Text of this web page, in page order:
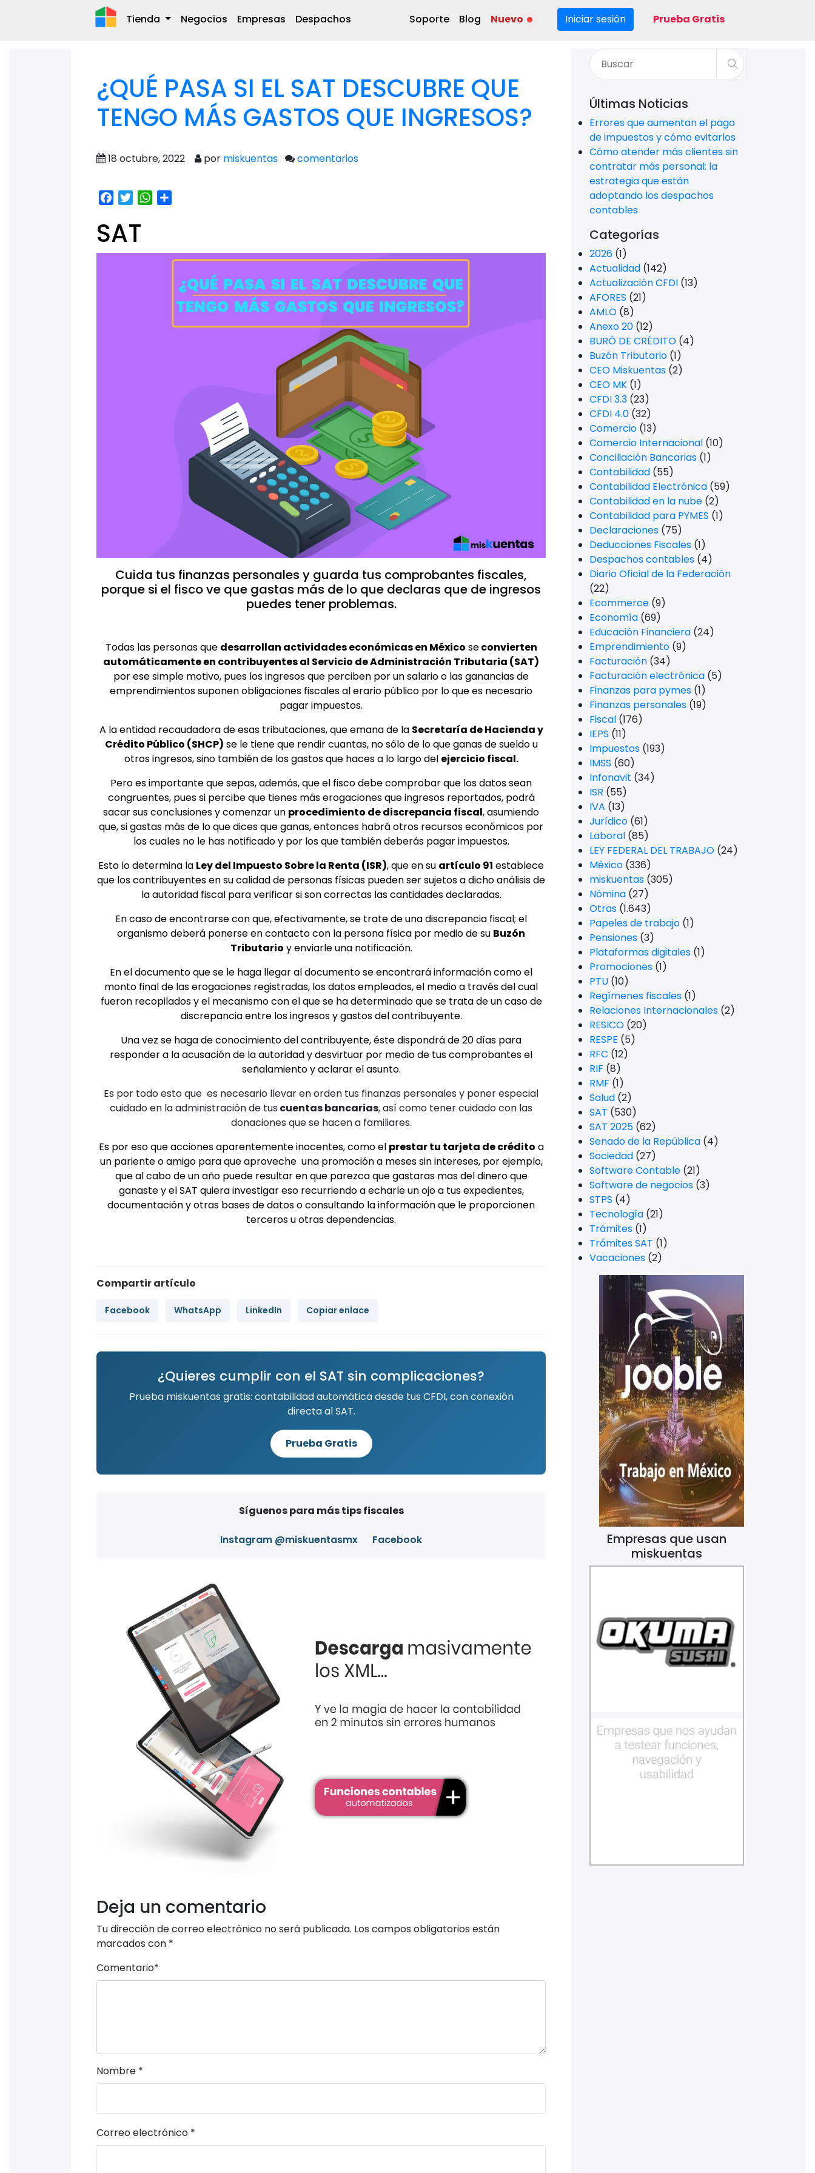
Tienda Negocios Empresas Despachos Soporte Blog Nuevo Iniciar sesión Prueba Gratis
¿QUÉ PASA SI EL SAT DESCUBRE QUE
TENGO MÁS GASTOS QUE INGRESOS?
18 octubre, 2022 por miskuentas comentarios
Facebook
TwitterWhatsApp
SAT
Cuida tus finanzas personales y guarda tus comprobantes fiscales,
porque si el fisco ve que gastas más de lo que declaras que de ingresos
puedes tener problemas.
Todas las personas que desarrollan actividades económicas en México seconvierten
automáticamente en contribuyentes al Servicio de Administración Tributaria (SAT)
por ese simple motivo, pues los ingresos que perciben por un salario o las ganancias de
emprendimientos suponen obligaciones fiscales al erario público por lo que es necesario
pagar impuestos.
A la entidad recaudadora de esas tributaciones, que emana de la Secretaría de Hacienda y
Crédito Público (SHCP) se le tiene que rendir cuantas, no sólo de lo que ganas de sueldo u
otros ingresos, sino también de los gastos que haces a lo largo del ejercicio fiscal.
Pero es importante que sepas, además, que el fisco debe comprobar que los datos sean
congruentes, pues si percibe que tienes más erogaciones que ingresos reportados, podrá
sacar sus conclusiones y comenzar un procedimiento de discrepancia fiscal, asumiendo
que, si gastas más de lo que dices que ganas, entonces habrá otros recursos económicos por
los cuales no le has notificado y por los que también deberás pagar impuestos.
Esto lo determina la Ley del Impuesto Sobre la Renta (ISR), que en su artículo 91 establece
que los contribuyentes en su calidad de personas físicas pueden ser sujetos a dicho análisis de
la autoridad fiscal para verificar si son correctas las cantidades declaradas.
En caso de encontrarse con que, efectivamente, se trate de una discrepancia fiscal; el
organismo deberá ponerse en contacto con la persona física por medio de su Buzón
Tributario y enviarle una notificación.
En el documento que se le haga llegar al documento se encontrará información como el
monto final de las erogaciones registradas, los datos empleados, el medio a través del cual
fueron recopilados y el mecanismo con el que se ha determinado que se trata de un caso de
discrepancia entre los ingresos y gastos del contribuyente.
Una vez se haga de conocimiento del contribuyente, éste dispondrá de 20 días para
responder a la acusación de la autoridad y desvirtuar por medio de tus comprobantes el
señalamiento y aclarar el asunto.
Es por todo esto que es necesario llevar en orden tus finanzas personales y poner especial
cuidado en la administración de tus cuentas bancarias, así como tener cuidado con las
donaciones que se hacen a familiares.
Es por eso que acciones aparentemente inocentes, como el prestar tu tarjeta de crédito a
un pariente o amigo para que aproveche una promoción a meses sin intereses, por ejemplo,
que al cabo de un año puede resultar en que parezca que gastaras mas del dinero que
ganaste y el SAT quiera investigar eso recurriendo a echarle un ojo a tus expedientes,
documentación y otras bases de datos o consultando la información que le proporcionen
terceros u otras dependencias.
Compartir artículo
Facebook WhatsApp LinkedIn Copiar enlace
¿Quieres cumplir con el SAT sin complicaciones?
Prueba miskuentas gratis: contabilidad automática desde tus CFDI, con conexión
directa al SAT.
Prueba Gratis
Síguenos para más tips fiscales
Instagram @miskuentasmx Facebook
Deja un comentario
Tu dirección de correo electrónico no será publicada. Los campos obligatorios están
marcados con *
Comentario*
Nombre *
Correo electrónico *
Últimas Noticias
Errores que aumentan el pago
de impuestos y cómo evitarlos
Cómo atender más clientes sin
contratar más personal: la
estrategia que están
adoptando los despachos
contables
Categorías
2026 (1)
Actualidad (142)
Actualización CFDI (13)
AFORES (21)
AMLO (8)
Anexo 20 (12)
BURÓ DE CRÉDITO (4)
Buzón Tributario (1)
CEO Miskuentas (2)
CEO MK (1)
CFDI 3.3 (23)
CFDI 4.0 (32)
Comercio (13)
Comercio Internacional (10)
Conciliación Bancarias (1)
Contabilidad (55)
Contabilidad Electrónica (59)
Contabilidad en la nube (2)
Contabilidad para PYMES (1)
Declaraciones (75)
Deducciones Fiscales (1)
Despachos contables (4)
Diario Oficial de la Federación
(22)
Ecommerce (9)
Economía (69)
Educación Financiera (24)
Emprendimiento (9)
Facturación (34)
Facturación electrónica (5)
Finanzas para pymes (1)
Finanzas personales (19)
Fiscal (176)
IEPS (11)
Impuestos (193)
IMSS (60)
Infonavit (34)
ISR (55)
IVA (13)
Jurídico (61)
Laboral (85)
LEY FEDERAL DEL TRABAJO (24)
México (336)
miskuentas (305)
Nómina (27)
Otras (1.643)
Papeles de trabajo (1)
Pensiones (3)
Plataformas digitales (1)
Promociones (1)
PTU (10)
Regímenes fiscales (1)
Relaciones Internacionales (2)
RESICO (20)
RESPE (5)
RFC (12)
RIF (8)
RMF (1)
Salud (2)
SAT (530)
SAT 2025 (62)
Senado de la República (4)
Sociedad (27)
Software Contable (21)
Software de negocios (3)
STPS (4)
Tecnología (21)
Trámites (1)
Trámites SAT (1)
Vacaciones (2)
Empresas que usan
miskuentas